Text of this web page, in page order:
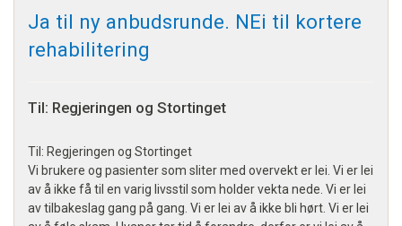
Ja til ny anbudsrunde. NEi til kortere
rehabilitering
Til: Regjeringen og Stortinget
Til: Regjeringen og Stortinget
Vi brukere og pasienter som sliter med overvekt er lei. Vi er lei
av å ikke få til en varig livsstil som holder vekta nede. Vi er lei
av tilbakeslag gang på gang. Vi er lei av å ikke bli hørt. Vi er lei